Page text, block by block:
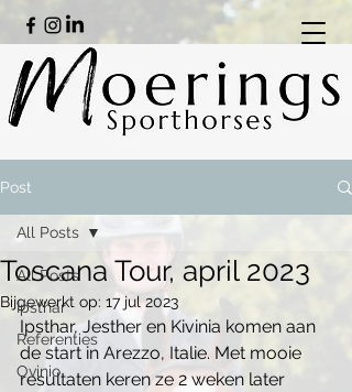
Post
All Posts
Ipsthar
Referenties
Ovinio
All Posts
Toscana Tour, april 2023
Bijgewerkt op: 17 jul 2023
Ipsthar, Jesther en Kivinia komen aan
de start in Arezzo, Italie. Met mooie
resultaten keren ze 2 weken later